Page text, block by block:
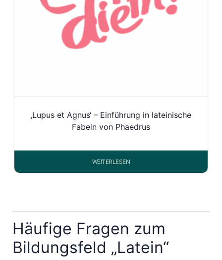
‚Lupus et Agnus‘ – Einführung in lateinische
Fabeln von Phaedrus
WEITERLESEN
Häufige Fragen zum
Bildungsfeld „Latein“